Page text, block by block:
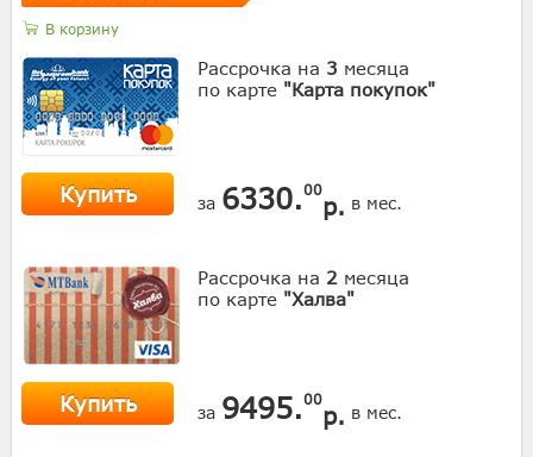
В корзину
Рассрочка на 3 месяца
по карте "Карта покупок"
Купить за 6330.00
р. в мес.
Рассрочка на 2 месяца
по карте "Халва"
Купить за 9495.00
р. в мес.